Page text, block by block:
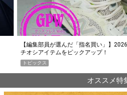
「買って損なし」の極上スマホ5選【
AWARD】
トピックス
オススメ特